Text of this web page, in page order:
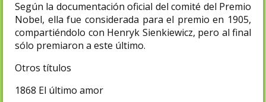
Según la documentación oficial del comité del Premio
Nobel, ella fue considerada para el premio en 1905,
compartiéndolo con Henryk Sienkiewicz, pero al final
sólo premiaron a este último.
Otros títulos
1868 El último amor